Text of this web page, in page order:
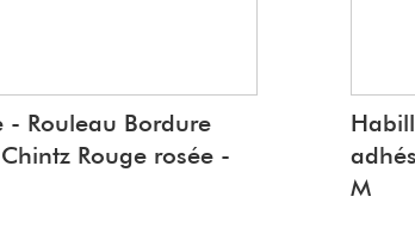
- Rouleau Bordure
Rouge rosée -
M